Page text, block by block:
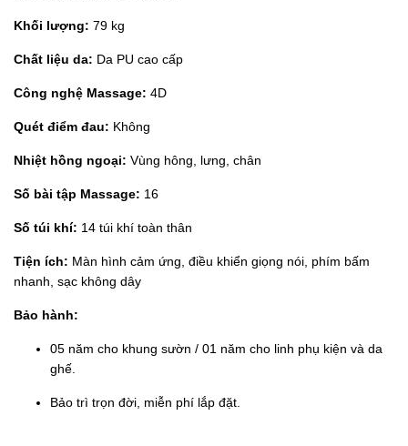
Khối lượng: 79 kg
Chất liệu da: Da PU cao cấp
Công nghệ Massage: 4D
Quét điểm đau: Không
Nhiệt hồng ngoại: Vùng hông, lưng, chân
Số bài tập Massage: 16
Số túi khí: 14 túi khí toàn thân
Tiện ích: Màn hình cảm ứng, điều khiển giọng nói, phím bấm
nhanh, sạc không dây
Bảo hành:
05 năm cho khung sườn / 01 năm cho linh phụ kiện và da
ghế.
Bảo trì trọn đời, miễn phí lắp đặt.